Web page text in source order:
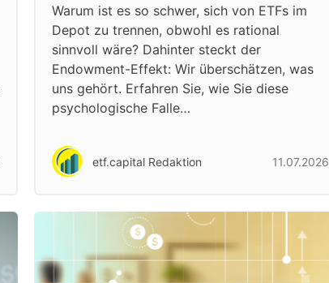
Warum ist es so schwer, sich von ETFs im
Depot zu trennen, obwohl es rational
sinnvoll wäre? Dahinter steckt der
Endowment-Effekt: Wir überschätzen, was
uns gehört. Erfahren Sie, wie Sie diese
psychologische Falle…
etf.capital Redaktion 11.07.2026